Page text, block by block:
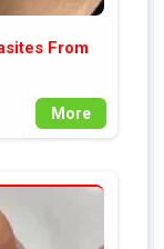
From
More